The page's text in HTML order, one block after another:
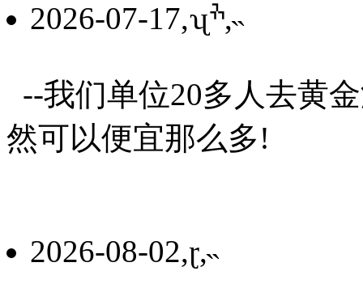
2026-07-17,ʯׯ,˵
--我们单位20多人去黄
然可以便宜那么多!
2026-08-02,ɽ,˵